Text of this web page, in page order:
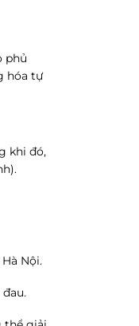
phủ
hóa tự
khi đó,
Nội.